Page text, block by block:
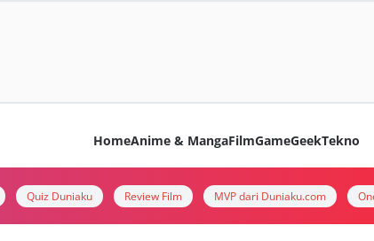
HomeAnime & MangaFilmGameGeekTekno
Quiz Duniaku Review Film MVP dari Duniaku.com